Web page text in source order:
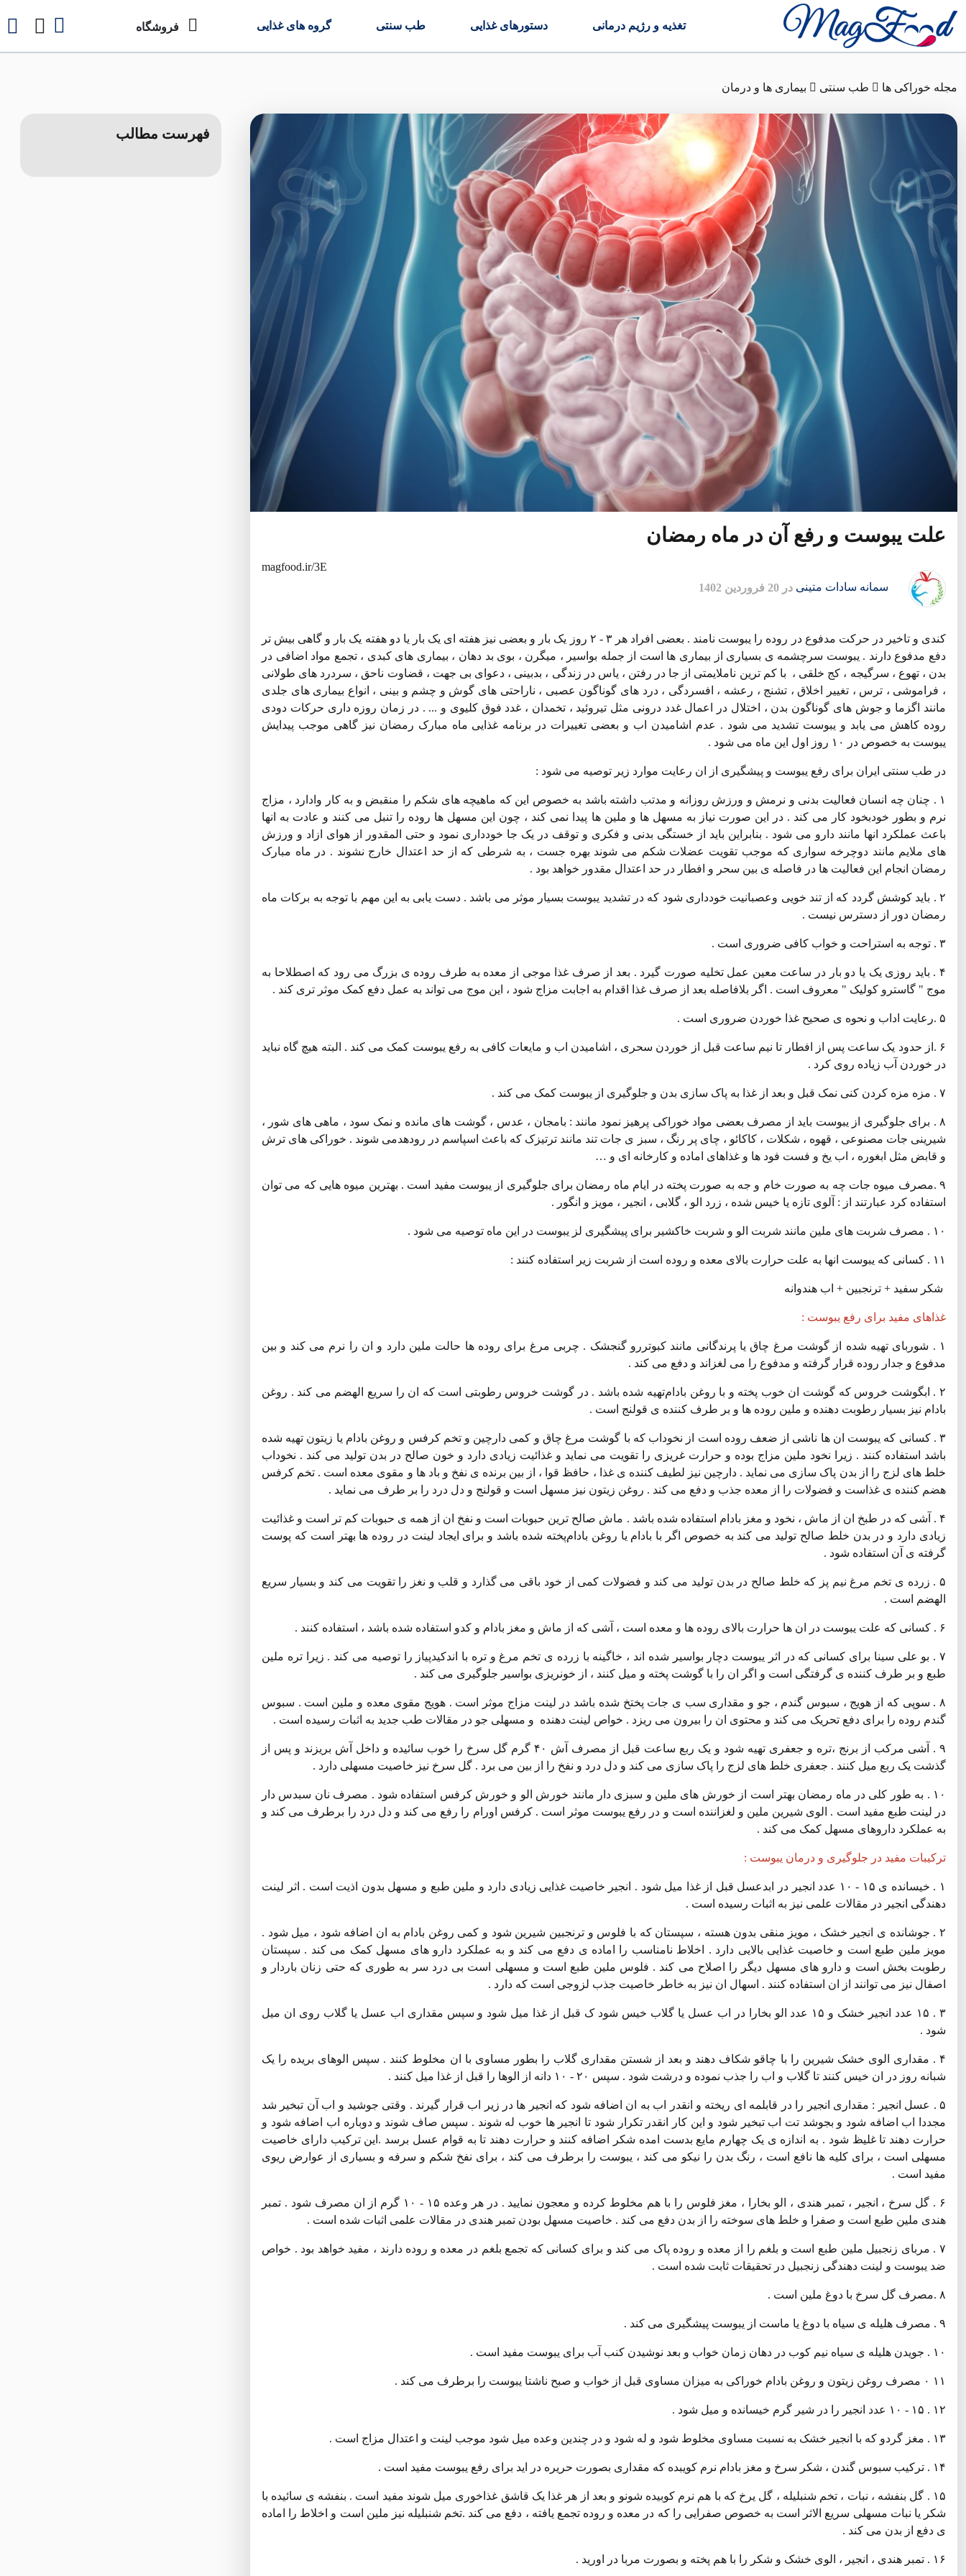
تغذیه و رژیم درمانی دستورهای غذایی طب سنتی گروه های غذایی فروشگاه
مجله خوراکی ها طب سنتی بیماری ها و درمان
علت یبوست و رفع آن در ماه رمضان
سمانه سادات متینی در 20 فروردین 1402
magfood.ir/3E
کندی و تاخیر در حرکت مدفوع در روده را یبوست نامند . بعضی افراد هر ۳ - ۲ روز یک بار و بعضی نیز هفته ای یک بار یا دو هفته یک بار و گاهی بیش تر
دفع مدفوع دارند . یبوست سرچشمه ی بسیاری از بیماری ها است از جمله بواسیر ، میگرن ، بوی بد دهان ، بیماری های کبدی ، تجمع مواد اضافی در
بدن ، تهوع ، سرگیجه ، کج خلقی ، با کم ترین ناملایمتی از جا در رفتن ، یاس در زندگی ، بدبینی ، دعوای بی جهت ، قضاوت ناحق ، سردرد های طولانی
، فراموشی ، ترس ، تغییر اخلاق ، تشنج ، رعشه ، افسردگی ، درد های گوناگون عصبی ، ناراحتی های گوش و چشم و بینی ، انواع بیماری های جلدی
مانند اگزما و جوش های گوناگون بدن ، اختلال در اعمال غدد درونی مثل تیروئید ، تخمدان ، غدد فوق کلیوی و ... . در زمان روزه داری حرکات دودی
روده کاهش می یابد و یبوست تشدید می شود . عدم اشامیدن اب و بعضی تغییرات در برنامه غذایی ماه مبارک رمضان نیز گاهی موجب پیدایش
یبوست به خصوص در ۱۰ روز اول این ماه می شود .
در طب سنتی ایران برای رفع یبوست و پیشگیری از ان رعایت موارد زیر توصیه می شود :
۱ . چنان چه انسان فعالیت بدنی و نرمش و ورزش روزانه و مدتب داشته باشد به خصوص این که ماهیچه های شکم را منقبض و به کار وادارد ، مزاج
نرم و بطور خودبخود کار می کند . در این صورت نیاز به مسهل ها و ملین ها پیدا نمی کند ، چون این مسهل ها روده را تنبل می کنند و عادت به انها
باعث عملکرد انها مانند دارو می شود . بنابراین باید از خستگی بدنی و فکری و توقف در یک جا خودداری نمود و حتی المقدور از هوای ازاد و ورزش
های ملایم مانند دوچرخه سواری که موجب تقویت عضلات شکم می شوند بهره جست ، به شرطی که از حد اعتدال خارج نشوند . در ماه مبارک
رمضان انجام این فعالیت ها در فاصله ی بین سحر و افطار در حد اعتدال مقدور خواهد بود .
۲ . باید کوشش گردد که از تند خویی وعصبانیت خودداری شود که در تشدید یبوست بسیار موثر می باشد . دست یابی به این مهم با توجه به برکات ماه
رمضان دور از دسترس نیست .
۳ . توجه به استراحت و خواب کافی ضروری است .
۴ . باید روزی یک یا دو بار در ساعت معین عمل تخلیه صورت گیرد . بعد از صرف غذا موجی از معده به طرف روده ی بزرگ می رود که اصطلاحا به
موج " گاسترو کولیک " معروف است . اگر بلافاصله بعد از صرف غذا اقدام به اجابت مزاج شود ، این موج می تواند به عمل دفع کمک موثر تری کند .
۵ .رعایت اداب و نحوه ی صحیح غذا خوردن ضروری است .
۶ .از حدود یک ساعت پس از افطار تا نیم ساعت قبل از خوردن سحری ، اشامیدن اب و مایعات کافی به رفع یبوست کمک می کند . البته هیچ گاه نباید
در خوردن آب زیاده روی کرد .
۷ . مزه مزه کردن کنی نمک قبل و بعد از غذا به پاک سازی بدن و جلوگیری از یبوست کمک می کند .
۸ . برای جلوگیری از یبوست باید از مصرف بعضی مواد خوراکی پرهیز نمود مانند : بامجان ، عدس ، گوشت های مانده و نمک سود ، ماهی های شور ،
شیرینی جات مصنوعی ، قهوه ، شکلات ، کاکائو ، چای پر رنگ ، سبز ی جات تند مانند ترتیزک که باعث اسپاسم در رودهدمی شوند . خوراکی های ترش
و قابض مثل ابغوره ، اب یخ و فست فود ها و غذاهای اماده و کارخانه ای و …
۹ .مصرف میوه جات چه به صورت خام و جه به صورت پخته در ایام ماه رمضان برای جلوگیری از یبوست مفید است . بهترین میوه هایی که می توان
استفاده کرد عبارتند از : آلوی تازه یا خیس شده ، زرد الو ، گلابی ، انجیر ، مویز و انگور .
۱۰ . مصرف شربت های ملین مانند شربت الو و شربت خاکشیر برای پیشگیری لز یبوست در این ماه توصیه می شود .
۱۱ . کسانی که یبوست انها به علت حرارت بالای معده و روده است از شربت زیر استفاده کنند :
شکر سفید + ترنجبین + اب هندوانه
غذاهای مفید برای رفع یبوست :
۱ . شوربای تهیه شده از گوشت مرغ چاق یا پرندگانی مانند کبوتررو گنجشک . چربی مرغ برای روده ها حالت ملین دارد و ان را نرم می کند و بین
مدفوع و جدار روده قرار گرفته و مدفوع را می لغزاند و دفع می کند .
۲ . ابگوشت خروس که گوشت ان خوب پخته و با روغن بادام‌تهیه شده باشد . در گوشت خروس رطوبتی است که ان را سریع الهضم می کند . روغن
بادام نیز بسیار رطوبت دهنده و ملین روده ها و بر طرف کننده ی قولنج است .
۳ . کسانی که یبوست ان ها ناشی از ضعف روده است از نخوداب که با گوشت مرغ چاق و کمی دارچین و تخم کرفس و روغن بادام یا زیتون تهیه شده
باشد استفاده کنند . زیرا نخود ملین مزاج بوده و حرارت غریزی را تقویت می نماید و غذائیت زیادی دارد و خون صالح در بدن تولید می کند . نخوداب
خلط های لزج را از بدن پاک سازی می نماید . دارچین نیز لطیف کننده ی غذا ، حافظ قوا ، از بین برنده ی نفخ و باد ها و مقوی معده است . تخم کرفس
هضم کننده ی غذاست و فضولات را از معده جذب و دفع می کند . روغن زیتون نیز مسهل است و قولنج و دل درد را بر طرف می نماید .
۴ . آشی که در طبخ ان از ماش ، نخود و مغز بادام استفاده شده باشد . ماش صالح ترین حبوبات است و نفخ ان از همه ی حبوبات کم تر است و غذائیت
زیادی دارد و در بدن خلط صالح تولید می کند به خصوص اگر با بادام یا روغن بادام‌پخته شده باشد و برای ایجاد لینت در روده ها بهتر است که پوست
گرفته ی آن استفاده شود .
۵ . زرده ی تخم مرغ نیم پز که خلط صالح در بدن تولید می کند و فضولات کمی از خود باقی می گذارد و قلب و نغز را تقویت می کند و بسیار سریع
الهضم است .
۶ . کسانی که علت یبوست در ان ها حرارت بالای روده ها و معده است ، آشی که از ماش و مغز بادام و کدو استفاده شده باشد ، استفاده کنند .
۷ . بو علی سینا برای کسانی که در اثر یبوست دچار بواسیر شده اند ، خاگینه با زرده ی تخم مرغ و تره با اندکیدپیاز را توصیه می کند . زیرا تره ملین
طبع و بر طرف کننده ی گرفتگی است و اگر ان را با گوشت پخته و میل کنند ، از خونریزی بواسیر جلوگیری می کند .
۸ . سوپی که از هویج ، سبوس گندم ، جو و مقداری سب ی جات پختخ شده باشد در لینت مزاج موثر است . هویج مقوی معده و ملین است . سبوس
گندم روده را برای دفع تحریک می کند و محتوی ان را بیرون می ریزد . خواص لینت دهنده و مسهلی جو در مقالات طب جدید به اثبات رسیده است .
۹ . آشی مرکب از برنج ،‌تره و جعفری تهیه شود و یک ربع ساعت قبل از مصرف آش ۴۰ گرم گل سرخ را خوب سائیده و داخل آش بریزند و پس از
گذشت یک ربع میل کنند . جعفری خلط های لزج را پاک سازی می کند و دل درد و نفخ را از بین می برد . گل سرخ نیز خاصیت مسهلی دارد .
۱۰ . به طور کلی در ماه رمضان بهتر است از خورش های ملین و سبزی دار مانند خورش الو و خورش کرفس استفاده شود . مصرف نان سبدس دار
در لینت طبع مفید است . الوی شیرین ملین و لغزاننده است و در رفع یبوست موثر است . کرفس اورام را رفع می کند و دل درد را برطرف می کند و
به عملکرد داروهای مسهل کمک می کند .
ترکیبات مفید در جلوگیری و درمان یبوست :
۱ . خیسانده ی ۱۵ - ۱۰ عدد انجیر در ابدعسل قبل از غذا میل شود . انجیر خاصیت غذایی زیادی دارد و ملین طبع و مسهل بدون اذیت است . اثر لینت
دهندگی انجیر در مقالات علمی نیز به اثبات رسیده است .
۲ . جوشانده ی انجیر خشک ، مویز منقی بدون هسته ، سپستان که با فلوس و ترنجبین شیرین شود و کمی روغن بادام به ان اضافه شود ، میل شود .
مویز ملین طبع است و خاصیت غذایی بالایی دارد . اخلاط نامناسب را اماده ی دفع می کند و به عملکرد دارو های مسهل کمک می کند . سپستان
رطوبت بخش است و دارو های مسهل دیگر را اصلاح می کند . فلوس ملین طبع است و مسهلی است بی درد سر به طوری که حتی زنان باردار و
اصفال نیز می توانند از ان استفاده کنند . اسهال ان نیز به خاطر خاصیت جذب لزوجی است که دارد .
۳ . ۱۵ عدد انجیر خشک و ۱۵ عدد الو بخارا در اب عسل یا گلاب خیس شود ک قبل از غذا میل شود و سپس مقداری اب عسل یا گلاب روی ان میل
شود .
۴ . مقداری الوی خشک شیرین را با چاقو شکاف دهند و بعد از شستن مقداری گلاب را بطور مساوی با ان مخلوط کنند . سپس الوهای بریده را یک
شبانه روز در ان خیس کنند تا گلاب و اب را جذب نموده و درشت شود . سپس ۲۰ - ۱۰ دانه از الوها را قبل از غذا میل کنند .
۵ . عسل انجیر : مقداری انجیر را در قابلمه ای ریخته و انقدر اب به ان اضافه شود که انجیر ها در زیر اب قرار گیرند . وقتی جوشید و اب آن تبخیر شد
مجددا اب اضافه شود و بجوشد تت اب تبخیر شود و این کار انقدر تکرار شود تا انجیر ها خوب له شوند . سپس صاف شوند و دوباره اب اضافه شود و
حرارت دهند تا غلیظ شود . به اندازه ی یک چهارم مایع بدست امده شکر اضافه کنند و حرارت دهند تا به قوام عسل برسد .این ترکیب دارای خاصیت
مسهلی است ، برای کلیه ها نافع است ، رنگ بدن را نیکو می کند ، یبوست را برطرف می کند ، برای نفخ شکم و سرفه و بسیاری از عوارض ریوی
مفید است .
۶ . گل سرخ ، انجیر ، تمبر هندی ، الو بخارا ، مغز فلوس را با هم مخلوط کرده و معجون نمایید . در هر وعده ۱۵ - ۱۰ گرم از ان مصرف شود . تمبر
هندی ملین طبع است و صفرا و خلط های سوخته را از بدن دفع می کند . خاصیت مسهل بودن تمبر هندی در مقالات علمی اثبات شده است .
۷ . مربای زنجبیل ملین طبع است و بلغم را از معده و روده پاک می کند و برای کسانی که تجمع بلغم در معده و روده دارند ، مفید خواهد بود . خواص
ضد یبوست و لینت دهندگی زنجبیل در تحقیقات ثابت شده است .
۸ .مصرف گل سرخ با دوغ ملین است .
۹ . مصرف هلیله ی سیاه با دوغ یا ماست از یبوست پیشگیری می کند .
۱۰ . جویدن هلیله ی سیاه نیم کوب در دهان زمان خواب و بعد نوشیدن کنب آب برای یبوست مفید است .
۱۱ ۰ مصرف روغن زیتون و روغن بادام خوراکی به میزان مساوی قبل از خواب و صبح ناشتا یبوست را برطرف می کند .
۱۲ . ۱۵ - ۱۰ عدد انجیر را در شیر گرم خیسانده و میل شود .
۱۳ . مغز گردو که با انجیر خشک به نسبت مساوی مخلوط شود و له شود و در چندین وعده میل شود موجب لینت و اعتدال مزاج است .
۱۴ . ترکیب سبوس گندن ، شکر سرخ و مغز بادام نرم کویبده که مقداری بصورت حریره در اید برای رفع یبوست مفید است .
۱۵ . گل بنفشه ، نبات ، تخم شنبلیله ، گل یرخ که با هم نرم کوبیده شونو و بعد از هر غذا یک قاشق غذاخوری میل شوند مفید است . بنفشه ی سائیده با
شکر یا نبات مسهلی سریع الاثر است به خصوص صفرایی را که در معده و روده تجمع یافته ، دفع می کند .تخم شنبلیله نیز ملین است و اخلاط را اماده
ی دفع از بدن می کند .
۱۶ . تمبر هندی ، انجیر ، الوی خشک و شکر را با هم پخته و بصورت مربا در اورید .
فهرست مطالب